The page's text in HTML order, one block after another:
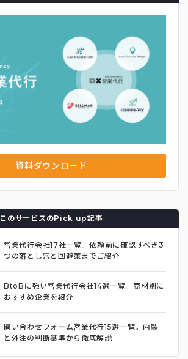
資料ダウンロード
このサービスのPick up記事
営業代行会社17社一覧。依頼前に確認すべき3
つの落とし穴と回避策までご紹介
BtoBに強い営業代行会社14選一覧。商材別に
おすすめ企業を紹介
問い合わせフォーム営業代行15選一覧。内製
と外注の判断基準から徹底解説